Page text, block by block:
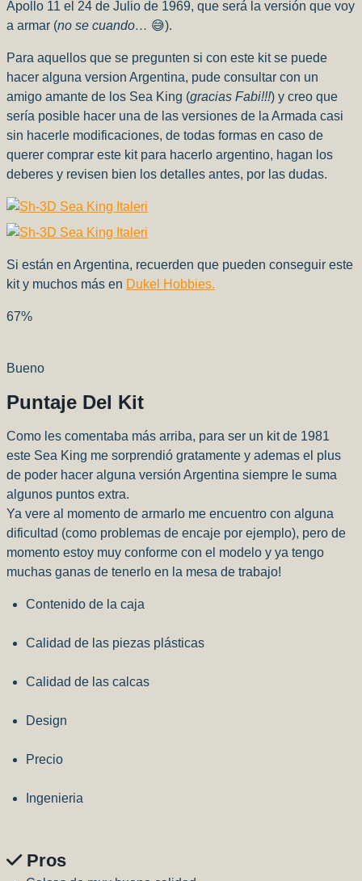
Apollo 11 el 24 de Julio de 1969, que será la versión que voy
a armar (no se cuando… 😅).
Para aquellos que se pregunten si con este kit se puede
hacer alguna version Argentina, pude consultar con un
amigo amante de los Sea King (gracias Fabi!!!) y creo que
sería posible hacer una de las versiones de la Armada casi
sin hacerle modificaciones, de todas formas en caso de
querer comprar este kit para hacerlo argentino, hagan los
deberes y revisen bien los detalles antes, por las dudas.
Si están en Argentina, recuerden que pueden conseguir este
kit y muchos más en Dukel Hobbies.
67%
Bueno
Puntaje Del Kit
Como les comentaba más arriba, para ser un kit de 1981
este Sea King me sorprendió gratamente y ademas el plus
de poder hacer alguna versión Argentina siempre le suma
algunos puntos extra.
Ya vere al momento de armarlo me encuentro con alguna
dificultad (como problemas de encaje por ejemplo), pero de
momento estoy muy conforme con el modelo y ya tengo
muchas ganas de tenerlo en la mesa de trabajo!
Contenido de la caja
Calidad de las piezas plásticas
Calidad de las calcas
Design
Precio
Ingenieria
Pros